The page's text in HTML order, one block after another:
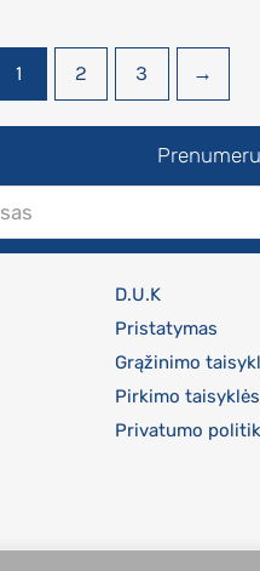
1 2 3 →
D.U.K
Pristatymas
Grąžinimo
Pirkimo taisyklės
Privatumo